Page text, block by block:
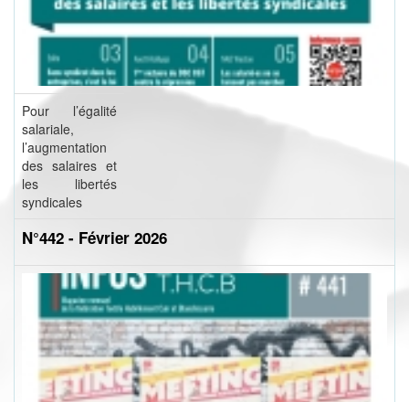
Pour l’égalité
salariale,
l’augmentation
des salaires et
les libertés
syndicales
N°442 - Février 2026